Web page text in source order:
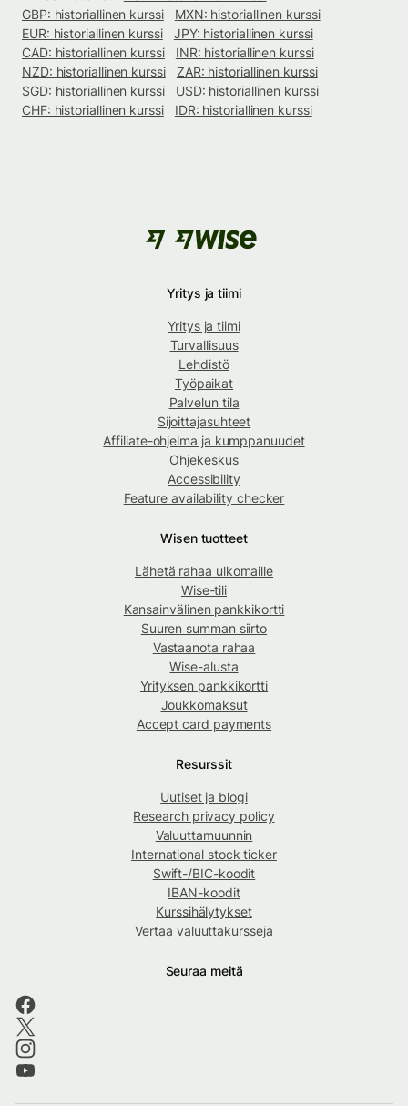
GBP: historiallinen kurssi
MXN: historiallinen kurssi
EUR: historiallinen kurssi
JPY: historiallinen kurssi
CAD: historiallinen kurssi
INR: historiallinen kurssi
NZD: historiallinen kurssi
ZAR: historiallinen kurssi
SGD: historiallinen kurssi
USD: historiallinen kurssi
CHF: historiallinen kurssi
IDR: historiallinen kurssi
Yritys ja tiimi
Yritys ja tiimi
Turvallisuus
Lehdistö
Työpaikat
Palvelun tila
Sijoittajasuhteet
Affiliate-ohjelma ja kumppanuudet
Ohjekeskus
Accessibility
Feature availability checker
Wisen tuotteet
Lähetä rahaa ulkomaille
Wise-tili
Kansainvälinen pankkikortti
Suuren summan siirto
Vastaanota rahaa
Wise-alusta
Yrityksen pankkikortti
Joukkomaksut
Accept card payments
Resurssit
Uutiset ja blogi
Research privacy policy
Valuuttamuunnin
International stock ticker
Swift-/BIC-koodit
IBAN-koodit
Kurssihälytykset
Vertaa valuuttakursseja
Seuraa meitä